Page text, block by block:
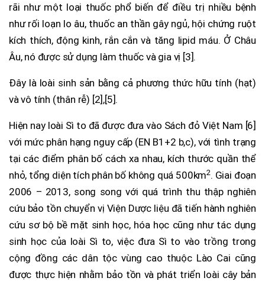
rãi như một loại thuốc phổ biến để điều trị nhiều bệnh
như rối loạn lo âu, thuốc an thần gây ngủ, hội chứng ruột
kích thích, động kinh, rắn cắn và tăng lipid máu. Ở Châu
Âu, nó được sử dụng làm thuốc và gia vị [3].
Đây là loài sinh sản bằng cả phương thức hữu tính (hạt)
và vô tính (thân rễ) [2],[5].
Hiện nay loài Sì to đã được đưa vào Sách đỏ Việt Nam [6]
với mức phân hạng nguy cấp (EN B1+2 b,c), với tình trạng
tại các điểm phân bố cách xa nhau, kích thước quần thể
nhỏ, tổng diện tích phân bố không quá 500km2. Giai đoạn
2006 – 2013, song song với quá trình thu thập nghiên
cứu bảo tồn chuyển vị Viện Dược liệu đã tiến hành nghiên
cứu sơ bộ bề mặt sinh học, hóa học cũng như tác dụng
sinh học của loài Sì to, việc đưa Sì to vào trồng trong
cộng đồng các dân tộc vùng cao thuộc Lào Cai cũng
được thực hiện nhằm bảo tồn và phát triển loài cây bản